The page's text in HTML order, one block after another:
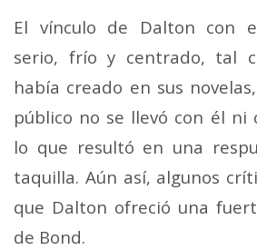
El vínculo de Dalton con
serio, frío y centrado, tal
había creado en sus
público no se llevó con él ni
lo que resultó en una
taquilla. Aún así, algunos
que Dalton ofreció una
de Bond.